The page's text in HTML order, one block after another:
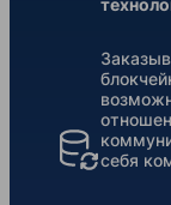
себя